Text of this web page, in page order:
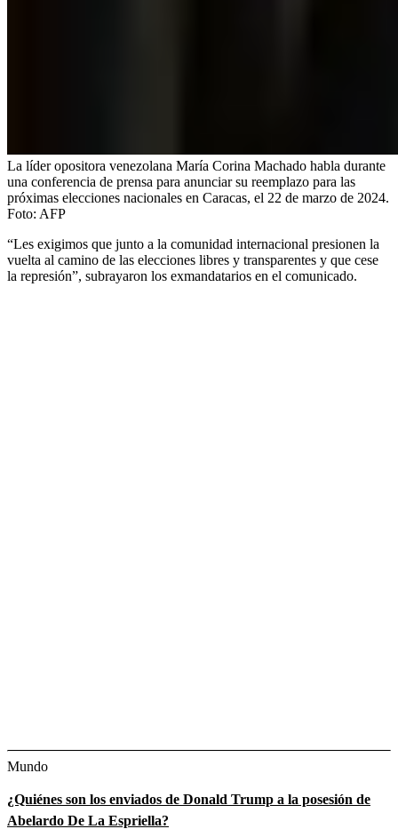
La líder opositora venezolana María Corina Machado habla durante
una conferencia de prensa para anunciar su reemplazo para las
próximas elecciones nacionales en Caracas, el 22 de marzo de 2024.
Foto: AFP
“Les exigimos que junto a la comunidad internacional presionen la
vuelta al camino de las elecciones libres y transparentes y que cese
la represión”, subrayaron los exmandatarios en el comunicado.
Mundo
¿Quiénes son los enviados de Donald Trump a la posesión de
Abelardo De La Espriella?